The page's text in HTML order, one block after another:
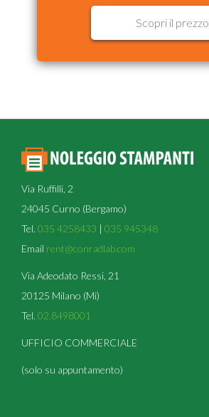
Scopri il prezzo
Via Ruffilli, 2
24045 Curno (Bergamo)
Tel. 035 4258433 | 035 945348
Email rent@conradlab.com
Via Adeodato Ressi, 21
20125 Milano (Mi)
Tel. 02.8498001
UFFICIO COMMERCIALE
(solo su appuntamento)